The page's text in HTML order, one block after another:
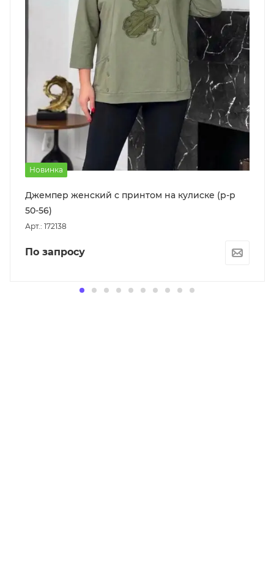
Новинка
Джемпер женский с принтом на кулиске (р-р
50-56)
Арт.: 172138
По запросу